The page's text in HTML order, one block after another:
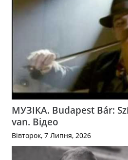
МУЗІКА. Budapest Bár:
van. Відео
Вівторок, 7 Липня, 2026